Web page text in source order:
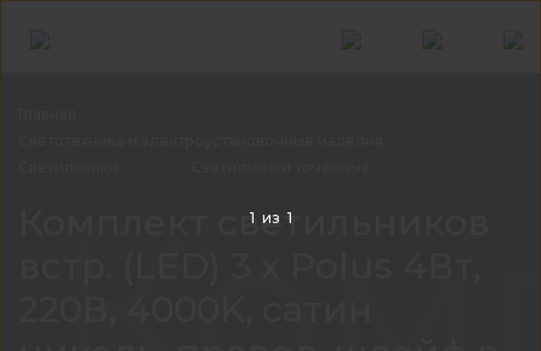
Комплект светильников
1 из 1